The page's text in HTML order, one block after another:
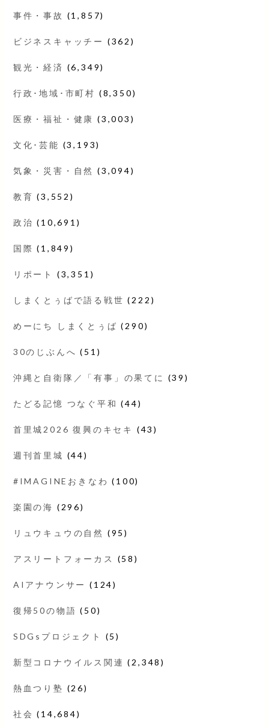
事件・事故 (1,857)
ビジネスキャッチー (362)
観光・経済 (6,349)
行政･地域･市町村 (8,350)
医療・福祉・健康 (3,003)
文化･芸能 (3,193)
気象・災害・自然 (3,094)
教育 (3,552)
政治 (10,691)
国際 (1,849)
リポート (3,351)
しまくとぅばで語る戦世 (222)
めーにち しまくとぅば (290)
30のじぶんへ (51)
沖縄と自衛隊／「有事」の果てに (39)
たどる記憶 つなぐ平和 (44)
首里城2026 復興のキセキ (43)
週刊首里城 (44)
#IMAGINEおきなわ (100)
楽園の海 (296)
リュウキュウの自然 (95)
アスリートフォーカス (58)
AIアナウンサー (124)
復帰50の物語 (50)
SDGsプロジェクト (5)
新型コロナウイルス関連 (2,348)
熱血つり塾 (26)
社会 (14,684)